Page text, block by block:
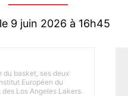
9 juin 2026 à 16h45
du basket, ses deux
Européen du
Los Angeles Lakers.